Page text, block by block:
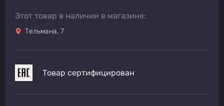
Этот товар в наличии в магазине:
Тельмана, 7
Товар сертифицирован